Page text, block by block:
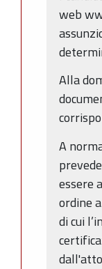
web
Alla
A
essere
ordine
di cui